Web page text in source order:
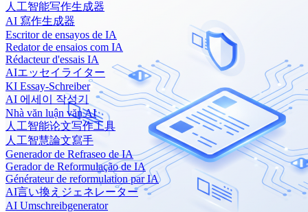
人工智能写作生成器
AI 寫作生成器
Escritor de ensayos de IA
Redator de ensaios com IA
Rédacteur d'essais IA
AIエッセイライター
KI Essay-Schreiber
AI 에세이 작성기
Nhà văn luận văn AI
人工智能论文写作工具
人工智慧論文寫手
Generador de Refraseo de IA
Gerador de Reformulação de IA
Générateur de reformulation par IA
AI言い換えジェネレーター
AI Umschreibgenerator